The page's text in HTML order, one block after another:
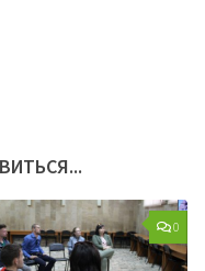
0